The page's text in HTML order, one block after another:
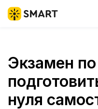
Экзамен
нуля